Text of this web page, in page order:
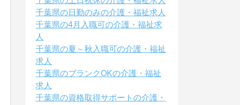
千葉県の日勤のみの介護・福祉求人
千葉県の4月入職可の介護・福祉求
人
千葉県の夏～秋入職可の介護・福祉
求人
千葉県のブランクOKの介護・福祉
求人
千葉県の資格取得サポートの介護・